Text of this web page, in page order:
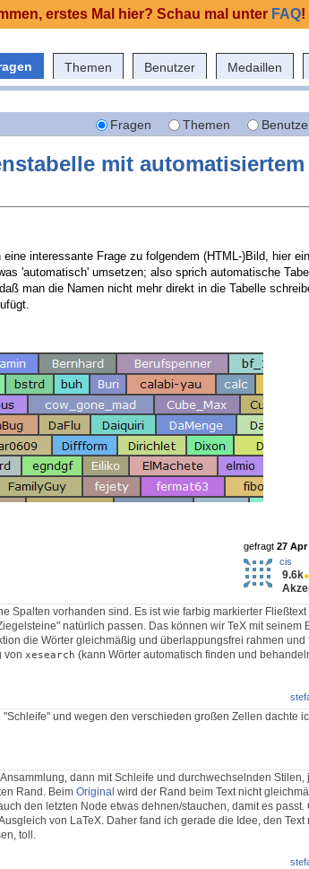
Themen Benutzer Medaillen
Fragen Themen
mit
interessante Frage zu folgendem (HTML-)Bild, hier
'automatisch' umsetzen; also sprich automatische
man die Namen nicht mehr direkt in die Tabelle
gefragt 27 Apr
cis
9.6k●
Spalten vorhanden sind. Es ist wie farbig markierter
natürlich passen. Das können wir TeX mit seinem
die Wörter gleichmäßig und überlappungsfrei rahmen
von xesearch (kann Wörter automatisch finden und
und wegen den verschieden großen Zellen dachte
dann mit Schleife und durchwechselnden Stilen,
Rand. Beim Original wird der Rand beim Text nicht
den letzten Node etwas dehnen/stauchen, damit es passt.
von LaTeX. Daher fand ich gerade die Idee, den Text
toll.
erstes Mal hier? Schau mal unter FAQ!